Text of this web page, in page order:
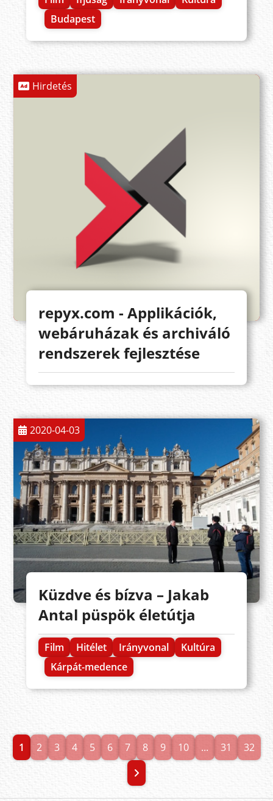
Budapest
Hirdetés
repyx.com - Applikációk,
webáruházak és archiváló
rendszerek fejlesztése
2020-04-03
Küzdve és bízva – Jakab
Antal püspök életútja
Film Hitélet Irányvonal
Kultúra
Kárpát-medence
1 2 3 4 5 6 7 8 9 10 ... 31 32